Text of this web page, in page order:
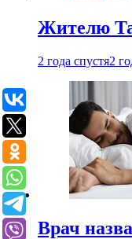
Жителю
2 года спустя2
Врач